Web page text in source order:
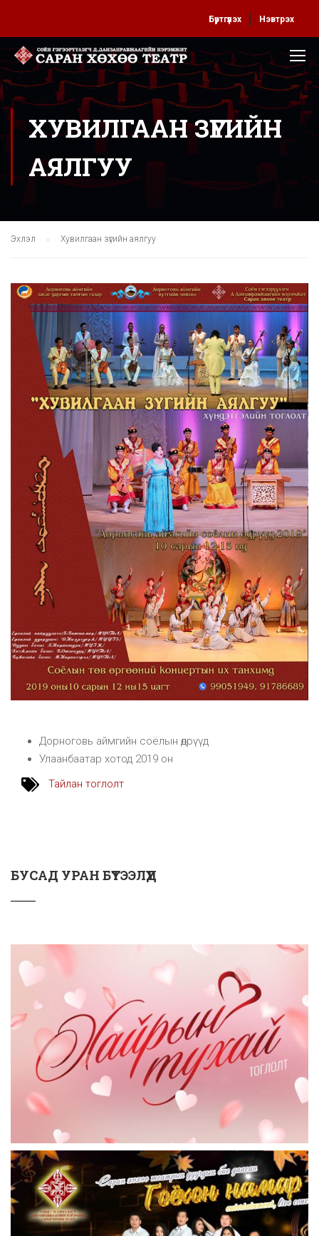
Бүртгүүлэх Нэвтрэх
ХУВИЛГААН ЗҮГИЙН
АЯЛГУУ
Эхлэл Хувилгаан зүгийн аялгуу
Дорноговь аймгийн соёлын өдрүүд
Улаанбаатар хотод 2019 он
Тайлан тоглолт
БУСАД УРАН БҮТЭЭЛҮҮД